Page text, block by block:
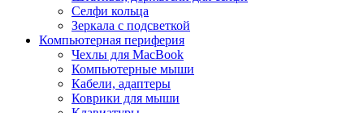
Селфи кольца
Зеркала с подсветкой
Компьютерная периферия
Чехлы для MacBook
Компьютерные мыши
Кабели, адаптеры
Коврики для мыши